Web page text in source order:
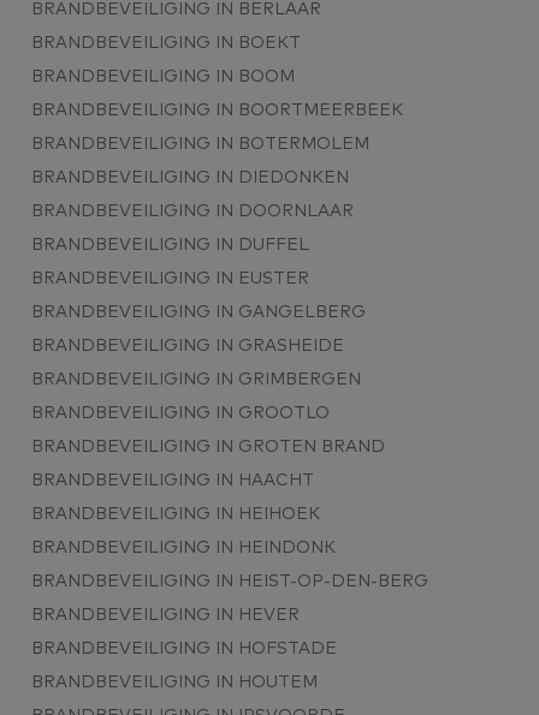
BRANDBEVEILIGING IN BERLAAR
BRANDBEVEILIGING IN BOEKT
BRANDBEVEILIGING IN BOOM
BRANDBEVEILIGING IN BOORTMEERBEEK
BRANDBEVEILIGING IN BOTERMOLEM
BRANDBEVEILIGING IN DIEDONKEN
BRANDBEVEILIGING IN DOORNLAAR
BRANDBEVEILIGING IN DUFFEL
BRANDBEVEILIGING IN EUSTER
BRANDBEVEILIGING IN GANGELBERG
BRANDBEVEILIGING IN GRASHEIDE
BRANDBEVEILIGING IN GRIMBERGEN
BRANDBEVEILIGING IN GROOTLO
BRANDBEVEILIGING IN GROTEN BRAND
BRANDBEVEILIGING IN HAACHT
BRANDBEVEILIGING IN HEIHOEK
BRANDBEVEILIGING IN HEINDONK
BRANDBEVEILIGING IN HEIST-OP-DEN-BERG
BRANDBEVEILIGING IN HEVER
BRANDBEVEILIGING IN HOFSTADE
BRANDBEVEILIGING IN HOUTEM